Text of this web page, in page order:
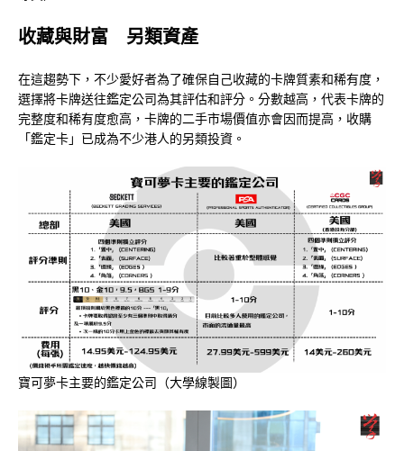
收藏與財富 另類資產
在這趨勢下，不少愛好者為了確保自己收藏的卡牌質素和稀有度，
選擇將卡牌送往鑑定公司為其評估和評分。分數越高，代表卡牌的
完整度和稀有度愈高，卡牌的二手市場價值亦會因而提高，收購
「鑑定卡」已成為不少港人的另類投資。
寶可夢卡主要的鑑定公司（大學線製圖）